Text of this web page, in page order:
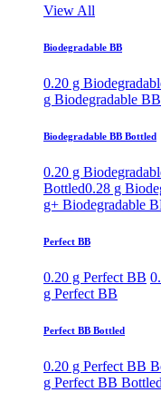
View All
Biodegradable BB
0.20 g
g Biodegradable BB
Biodegradable BB Bottled
0.20 g
Bottled0.28 g
g+ Biodegradable
Perfect BB
0.20 g Perfect BB
g Perfect BB
Perfect BB Bottled
0.20 g Perfect BB
g Perfect BB Bottled